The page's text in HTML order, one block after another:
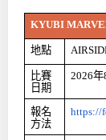
KYUBI
地點
比賽
日期
2026年
報名
方法
https://